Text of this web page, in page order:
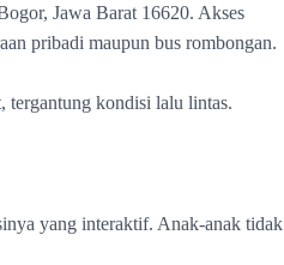
Jawa Barat 16620. Akses
pribadi maupun bus rombongan.
tergantung kondisi lalu lintas.
yang interaktif. Anak-anak tidak